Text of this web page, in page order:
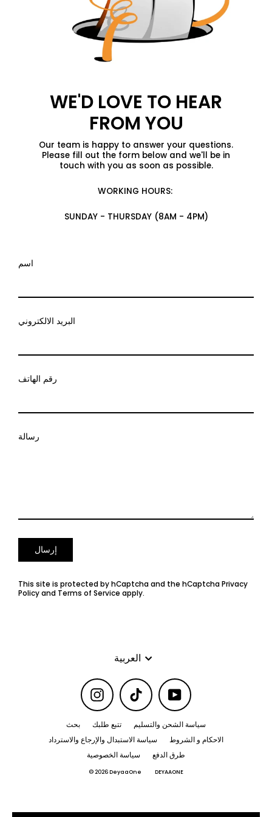
WE'D LOVE TO HEAR
FROM YOU
Our team is happy to answer your questions.
Please fill out the form below and we'll be in
touch with you as soon as possible.
WORKING HOURS:
SUNDAY - THURSDAY (8AM - 4PM)
اسم
البريد الالكتروني
رقم الهاتف
رسالة
إرسال
This site is protected by hCaptcha and the hCaptchaPrivacy
Policyand Terms of Service apply.
اللغة
العربية
Instagram TikTok YouTube
بحث تتبع طلبك
سياسة الشحن والتسليم
سياسة الاستبدال والإرجاع والاسترداد
الاحكام و الشروط
سياسة الخصوصية
طرق الدفع
© 2026 DeyaaOne DEYAAONE